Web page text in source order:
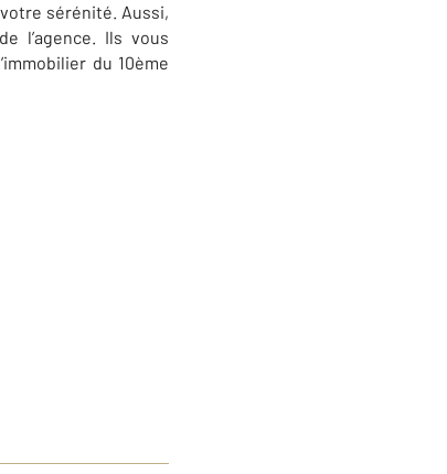
sérénité. Aussi,
l’agence. Ils vous
du 10ème